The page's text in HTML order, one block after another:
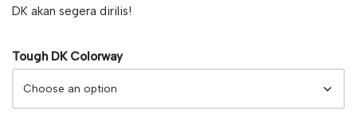
DK akan segera dirilis!
Tough DK Colorway